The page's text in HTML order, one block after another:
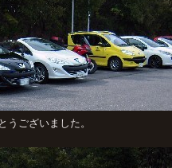
うございました。